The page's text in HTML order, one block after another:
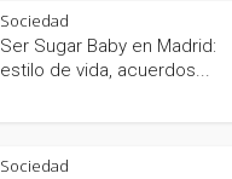
Sociedad
Ser Sugar Baby en Madrid:
estilo de vida, acuerdos...
Sociedad